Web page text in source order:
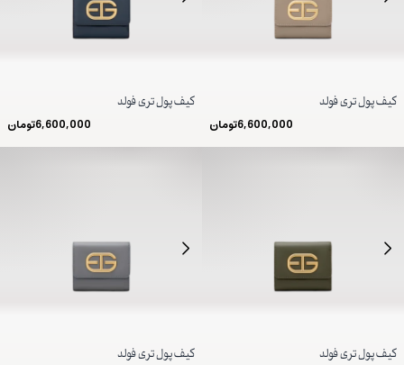
کیف پول تری فولد
6,600,000تومان
کیف پول تری فولد
6,600,000تومان
کیف پول تری فولد کیف پول تری فولد